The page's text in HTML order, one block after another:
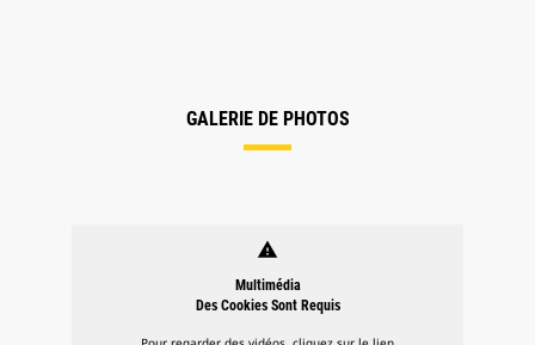
GALERIE DE PHOTOS
warning
Multimédia
Des Cookies Sont Requis
Pour regarder des vidéos, cliquez sur le lien